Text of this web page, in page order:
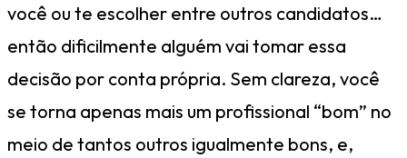
você ou te escolher entre outros candidatos…
então dificilmente alguém vai tomar essa
decisão por conta própria. Sem clareza, você
se torna apenas mais um profissional “bom” no
meio de tantos outros igualmente bons, e,